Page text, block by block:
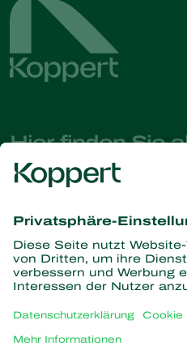
Hier finden Sie
Nachrichten
Partners with Nature
Raubmilben
Räuber
Über Koppert